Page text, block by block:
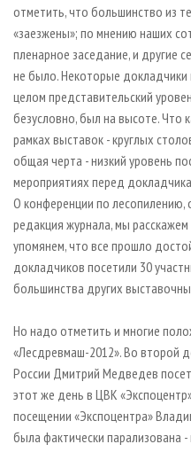
отметить, что большинство из
«заезжены»; по мнению наших
пленарное заседание, и другие
не было. Некоторые докладчики
целом представительский
безусловно, был на высоте. Что
рамках выставок - круглых
общая черта - низкий уровень
мероприятиях перед
О конференции по лесопилению,
редакция журнала, мы
упомянем, что все прошло
докладчиков посетили 30
большинства других
Но надо отметить и многие
«Лесдревмаш-2012». Во второй
России Дмитрий Медведев
этот же день в ЦВК
посещении «Экспоцентра»
была фактически парализована